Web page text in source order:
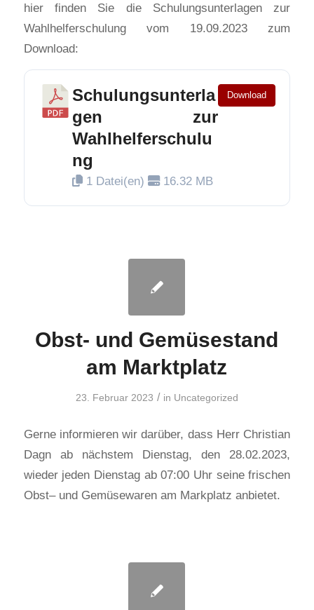
hier finden Sie die Schulungsunterlagen zur
Wahlhelferschulung vom 19.09.2023 zum
Download:
Schulungsunterla
gen zur
Wahlhelferschulu
ng
1 Datei(en) 16.32 MB
Download
Obst- und Gemüsestand
am Marktplatz
23. Februar 2023 / in Uncategorized
Gerne informieren wir darüber, dass Herr Christian
Dagn ab nächstem Dienstag, den 28.02.2023,
wieder jeden Dienstag ab 07:00 Uhr seine frischen
Obst– und Gemüsewaren am Markplatz anbietet.